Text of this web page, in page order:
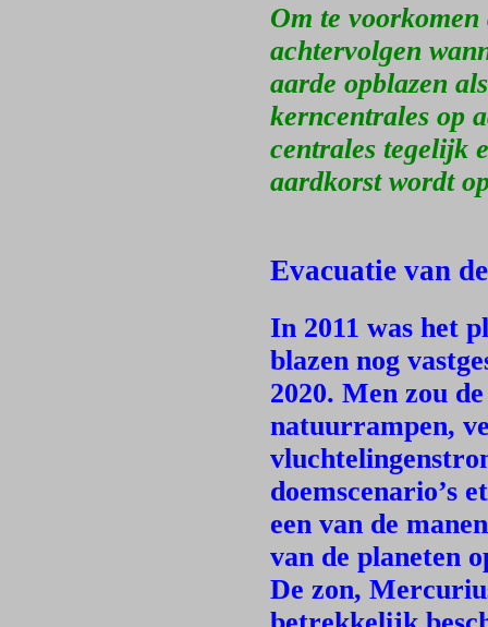
Om te
achtervolgen
aarde opblazen
kerncentrales op
centrales tegelijk
aardkorst wordt
Evacuatie van
In 2011 was het
blazen nog
2020. Men zou
natuurrampen,
doemscenario’s
een van de
van de planeten
De zon,